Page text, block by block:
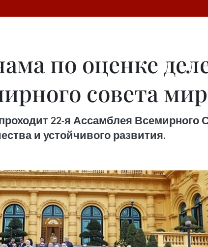
по оценке
совета
22-я Ассамблея
и устойчивого развития.